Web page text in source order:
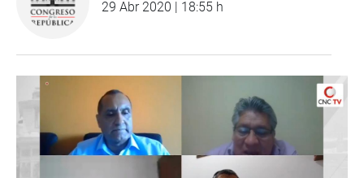
29 Abr 2020 | 18:55 h